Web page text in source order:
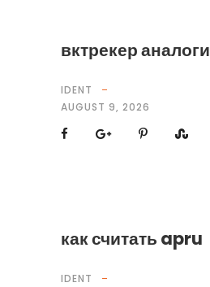
вктрекер аналоги
IDENT
AUGUST 9, 2026
как считать apru
IDENT